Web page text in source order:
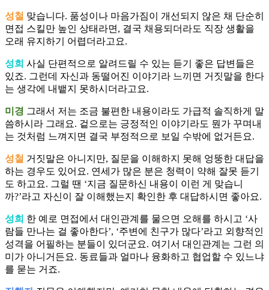
성철 맞습니다. 품성이나 마음가짐이 개선되지 않은 채 단순히
면접 스킬만 높인 상태라면, 결국 채용되더라도 직장 생활을
오래 유지하기 어렵더라고요.
성희 사실 단편적으로 알려드릴 수 있는 듣기 좋은 답변들은
있죠. 그런데 자신과 동떨어진 이야기라 느끼면 거짓말을 한다
는 생각에 내뱉지 못하시더라고요.
미경 그래서 저는 조금 불편한 내용이라도 가급적 솔직하게 말
씀하시라 그래요. 겉으로는 긍정적인 이야기라도 뭔가 꾸며내
는 것처럼 느껴지면 결국 부정적으로 보일 수밖에 없거든요.
성철 거짓말은 아니지만, 질문을 이해하지 못해 엉뚱한 대답을
하는 경우도 있어요. 연세가 많은 분은 청력이 약해 잘못 듣기
도 하고요. 그럴 땐 ‘지금 질문하신 내용이 이런 게 맞습니
까?’라고 자신이 잘 이해했는지 확인한 후 대답하시면 좋아요.
성희 한 예로 면접에서 대인관계를 물으면 오해를 하시고 ‘사
람들 만나는 걸 좋아한다’, ‘주변에 친구가 많다’라고 외향적인
성격을 어필하는 분들이 있더군요. 여기서 대인관계는 그런 의
미가 아니거든요. 동료들과 얼마나 융화하고 협업할 수 있느냐
를 묻는 거죠.